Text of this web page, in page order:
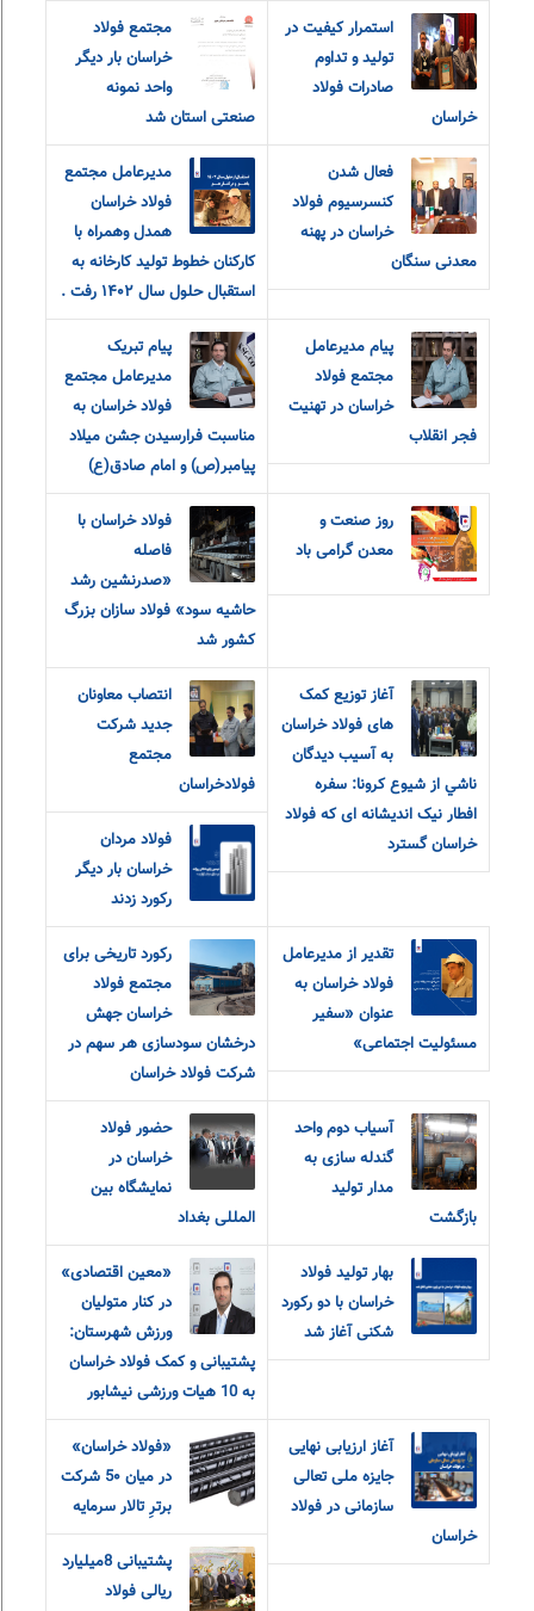
استمرار کیفیت در
تولید و تداوم
صادرات فولاد
خراسان
مجتمع فولاد
خراسان بار دیگر
واحد نمونه
صنعتی استان شد
فعال شدن
کنسرسیوم فولاد
خراسان در پهنه
معدنی سنگان
مدیرعامل مجتمع
فولاد خراسان
همدل وهمراه با
کارکنان خطوط تولید کارخانه به
استقبال حلول سال ۱۴۰۲ رفت .
پیام مدیرعامل
مجتمع فولاد
خراسان در تهنیت
فجر انقلاب
پیام تبریک
مدیرعامل مجتمع
فولاد خراسان به
مناسبت فرارسیدن جشن میلاد
پیامبر(ص) و امام صادق(ع)
روز صنعت و
معدن گرامی باد
فولاد خراسان با
فاصله
«صدرنشین رشد
حاشیه سود» فولاد سازان بزرگ
کشور شد
آغاز توزیع کمک
های فولاد خراسان
به آسيب ديدگان
ناشي از شيوع كرونا: سفره
افطار نیک اندیشانه ای که فولاد
خراسان گسترد
انتصاب معاونان
جدید شرکت
مجتمع
فولادخراسان
فولاد مردان
خراسان بار دیگر
رکورد زدند
تقدیر از مدیرعامل
فولاد خراسان به
عنوان «سفیر
مسئولیت اجتماعی»
رکورد تاریخی برای
مجتمع فولاد
خراسان جهش
درخشان سودسازی هر سهم در
شرکت فولاد خراسان
آسیاب دوم واحد
گندله سازی به
مدار تولید
بازگشت
حضور فولاد
خراسان در
نمایشگاه بین
المللی بغداد
بهار تولید فولاد
خراسان با‌ دو رکورد
شکنی آغاز شد
«معین اقتصادی»
در کنار متولیان
ورزش شهرستان:
پشتیبانی و کمک فولاد خراسان
به 10 هیات ورزشی نیشابور
آغاز ارزیابی نهایی
جایزه ملی تعالی
سازمانی در فولاد
خراسان
«فولاد خراسان»
در میان 5۰ شرکت
برترِ تالار سرمایه
پشتیبانی 8میلیارد
ریالی فولاد